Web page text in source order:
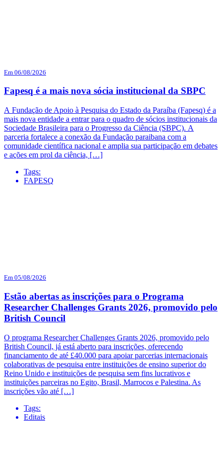
Em 06/08/2026
Fapesq é a mais nova sócia institucional da SBPC
A Fundação de Apoio à Pesquisa do Estado da Paraíba (Fapesq) é a
mais nova entidade a entrar para o quadro de sócios institucionais da
Sociedade Brasileira para o Progresso da Ciência (SBPC). A
parceria fortalece a conexão da Fundação paraibana com a
comunidade científica nacional e amplia sua participação em debates
e ações em prol da ciência, […]
Tags:
FAPESQ
Em 05/08/2026
Estão abertas as inscrições para o Programa
Researcher Challenges Grants 2026, promovido pelo
British Council
O programa Researcher Challenges Grants 2026, promovido pelo
British Council, já está aberto para inscrições, oferecendo
financiamento de até £40.000 para apoiar parcerias internacionais
colaborativas de pesquisa entre instituições de ensino superior do
Reino Unido e instituições de pesquisa sem fins lucrativos e
instituições parceiras no Egito, Brasil, Marrocos e Palestina. As
inscrições vão até […]
Tags:
Editais